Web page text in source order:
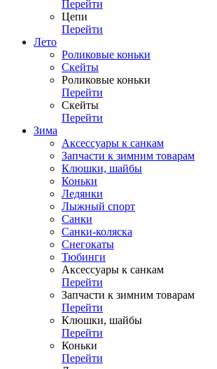
Перейти
Цепи
Перейти
Лето
Роликовые коньки
Скейты
Роликовые коньки
Перейти
Скейты
Перейти
Зима
Аксессуары к санкам
Запчасти к зимним товарам
Клюшки, шайбы
Коньки
Ледянки
Лыжный спорт
Санки
Санки-коляска
Снегокаты
Тюбинги
Аксессуары к санкам
Перейти
Запчасти к зимним товарам
Перейти
Клюшки, шайбы
Перейти
Коньки
Перейти